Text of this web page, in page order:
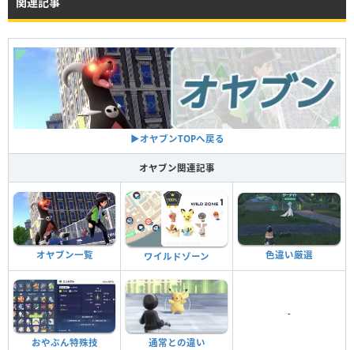
▶︎オヤブンTOPへ戻る
オヤブン関連記事
オヤブン一覧 ワイルドゾーン 色違い厳選
おやぶん特殊技 通常との違い
-